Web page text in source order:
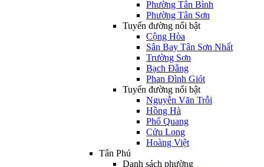
Phường Tân Bình
Phường Tân Sơn
Tuyến đường nổi bật
Cộng Hòa
Sân Bay Tân Sơn Nhất
Trường Sơn
Bạch Đằng
Phan Đình Giót
Tuyến đường nổi bật
Nguyễn Văn Trỗi
Hồng Hà
Phổ Quang
Cửu Long
Hoàng Việt
Tân Phú
Danh sách phường